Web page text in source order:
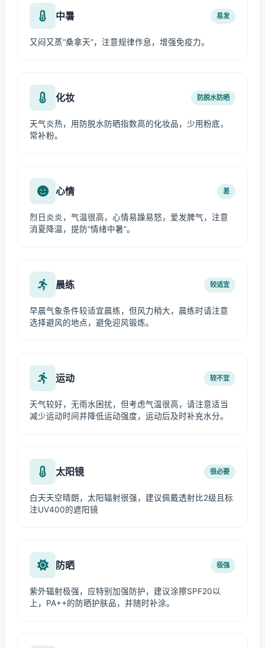
中暑 易发
又闷又蒸“桑拿天”，注意规律作息，增强免疫力。
化妆 防脱水防晒
天气炎热，用防脱水防晒指数高的化妆品，少用粉底，
常补粉。
心情 差
烈日炎炎，气温很高，心情易躁易怒，爱发脾气，注意
消夏降温，提防“情绪中暑”。
晨练 较适宜
早晨气象条件较适宜晨练，但风力稍大，晨练时请注意
选择避风的地点，避免迎风锻炼。
运动 较不宜
天气较好，无雨水困扰，但考虑气温很高，请注意适当
减少运动时间并降低运动强度，运动后及时补充水分。
太阳镜 很必要
白天天空晴朗，太阳辐射很强，建议佩戴透射比2级且标
注UV400的遮阳镜
防晒 极强
紫外辐射极强，应特别加强防护，建议涂擦SPF20以
上，PA++的防晒护肤品，并随时补涂。